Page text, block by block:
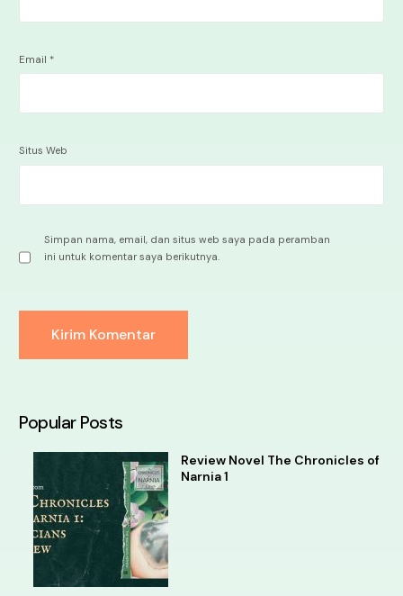
Email *
Situs Web
Simpan nama, email, dan situs web saya pada peramban
ini untuk komentar saya berikutnya.
Popular Posts
Review Novel The Chronicles of
Narnia 1